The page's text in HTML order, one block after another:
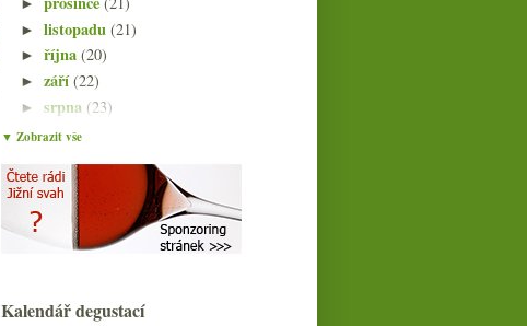
►
►listopadu(21)
►října(20)
►září(22)
►srpna (23)
►července
Výsledky ankety „Degustace vína
preferuji…“
Vína a poznámky z oslav
Scorevolution, Itálie vs. Francie a
Luboš) Osička
▼ Zobrazit vše
Kalendář degustací